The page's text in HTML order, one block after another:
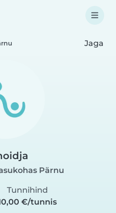
Jaga
Pärnu
Tunnihind
€/tunnis